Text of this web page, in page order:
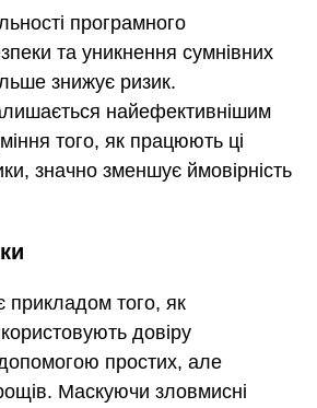
програмного
та уникнення сумнівних
знижує ризик.
найефективнішим
того, як працюють ці
значно зменшує ймовірність
прикладом того, як
довіру
допомогою простих, але
Маскуючи зловмисні